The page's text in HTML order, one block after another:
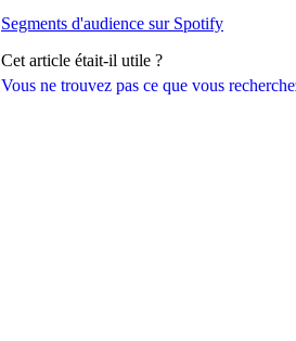
Vous ne trouvez pas ce que vous
Segments d'audience sur Spotify
Cet article était-il utile ?